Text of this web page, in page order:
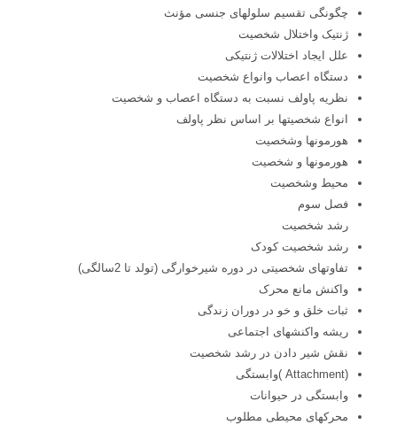
چگونگی تقسیم سلولهای جنسی مؤنث
ژنتیک واختلال شخصیت
علل ایجاد اختلالات ژنتیکی
دستگاه اعصاب وانواع شخصیت
نظریه پاولف نسبت به دستگاه اعصاب و شخصیت
انواع شخصیتها بر اساس نظر پاولف
هورمونها وشخصیت
هورمونها و شخصیت
محیط وشخصیت
فصل سوم
رشد شخصیت
رشد شخصیت کودک
تفاوتهای شخصیتی در دوره شیرخوارگی (تولد تا 2سالگی)
واکنش مانع محرک
ثبات خلق و خو در دوران زندگی
ریشه واکنشهای اجتماعی
نقش شیر دادن در رشد شخصیت
(Attachment )وابستگی
وابستگی در حیوانات
محرکهای محیطی مطلوب